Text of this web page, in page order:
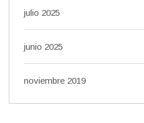
julio 2025
junio 2025
noviembre 2019